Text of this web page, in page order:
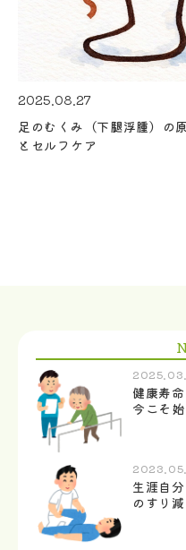
2025.08.27
足のむくみ（下腿浮腫）の
とセルフケア
健康寿
今こそ
生涯自
のすり